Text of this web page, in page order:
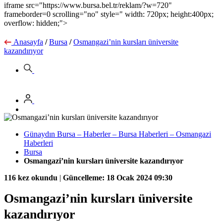
iframe src="https://www.bursa.bel.tr/reklam/?w=720"
frameborder=0 scrolling="no" style=" width: 720px; height:400px;
overflow: hidden;">
Anasayfa / Bursa / Osmangazi’nin kursları üniversite
kazandırıyor
Günaydın Bursa – Haberler – Bursa Haberleri – Osmangazi
Haberleri
Bursa
Osmangazi’nin kursları üniversite kazandırıyor
116 kez okundu | Güncelleme: 18 Ocak 2024 09:30
Osmangazi’nin kursları üniversite
kazandırıyor